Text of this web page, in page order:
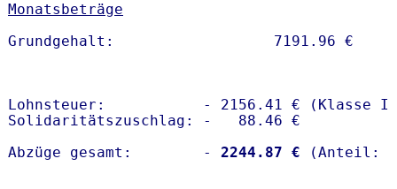
Monatsbeträge
Lohnsteuer:           - 2156.41 € (Klasse I)
Solidaritätszuschlag: -   88.46 €
Abzüge gesamt:        -
2244.87 €